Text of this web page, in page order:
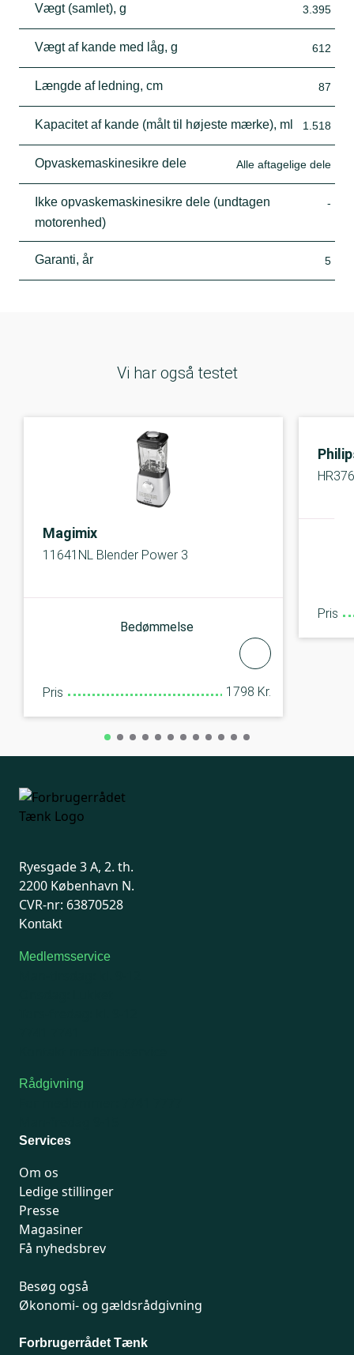
Vægt (samlet), g 3.395
Vægt af kande med låg, g 612
Længde af ledning, cm 87
Kapacitet af kande (målt til højeste mærke), ml 1.518
Opvaskemaskinesikre dele Alle aftagelige dele
Ikke opvaskemaskinesikre dele (undtagen
motorenhed)
-
Garanti, år 5
Vi har også testet
Magimix
11641NL Blender Power 3
Bedømmelse
Pris 1798 Kr.
Pris
Ryesgade 3 A, 2. th.
2200 København N.
CVR-nr: 63870528
Kontakt
Medlemsservice
Rådgivning
Services
Om os
Ledige stillinger
Presse
Magasiner
Få nyhedsbrev
Besøg også
Økonomi- og gældsrådgivning
Forbrugerrådet Tænk